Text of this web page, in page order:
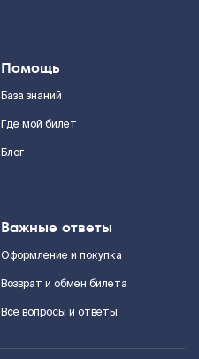
Помощь
База знаний
Где мой билет
Блог
Важные ответы
Оформление и покупка
Возврат и обмен билета
Все вопросы и ответы